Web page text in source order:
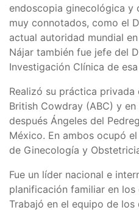
endoscopia ginecológica y
muy connotados, como el
actual autoridad mundial
Nájar también fue jefe del
Investigación Clínica de
Realizó su práctica
British Cowdray (ABC) y
después Ángeles del
México. En ambos ocupó
de Ginecología y
Fue un líder nacional e
planificación familiar en los
Trabajó en el equipo de